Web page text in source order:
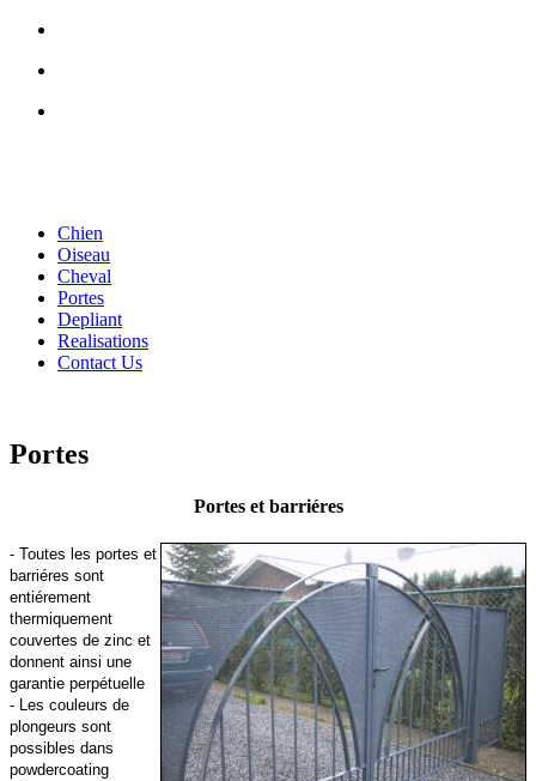
Chien
Oiseau
Cheval
Portes
Depliant
Realisations
Contact Us
Portes
Portes et barriéres
- Toutes les portes et
barriéres sont
entiérement
thermiquement
couvertes de zinc et
donnent ainsi une
garantie perpétuelle
- Les couleurs de
plongeurs sont
possibles dans
powdercoating